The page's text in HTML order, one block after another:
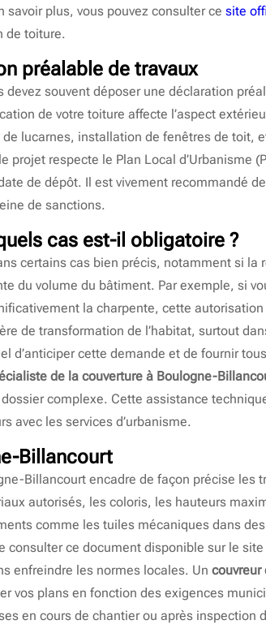
savoir plus, vous pouvez consulter ce site
de toiture.
préalable de travaux
devez souvent déposer une déclaration
de votre toiture affecte l’aspect
lucarnes, installation de fenêtres de toit,
projet respecte le Plan Local d’Urbanisme
de dépôt. Il est vivement recommandé
de sanctions.
cas est-il obligatoire ?
certains cas bien précis, notamment si la
du volume du bâtiment. Par exemple, si
la charpente, cette
de transformation de l’habitat, surtout
d’anticiper cette demande et de fournir
de la couverture à Boulogne-
complexe. Cette assistance
avec les services d’urbanisme.
Billancourt
Billancourt encadre de façon précise les
autorisés, les coloris, les hauteurs
comme les tuiles mécaniques dans
ce document disponible sur le
enfreindre les normes locales. Un
vos plans en fonction des exigences
en cours de chantier ou après inspection